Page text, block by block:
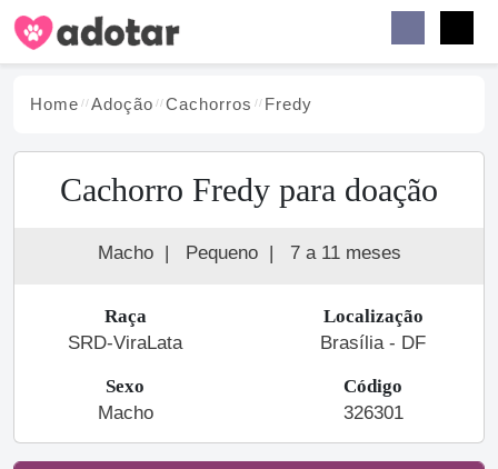
Home Adoção Cachorros Fredy
Cachorro Fredy para doação
Macho | Pequeno | 7 a 11 meses
Raça
SRD-ViraLata
Localização
Brasília - DF
Sexo
Macho
Código
326301